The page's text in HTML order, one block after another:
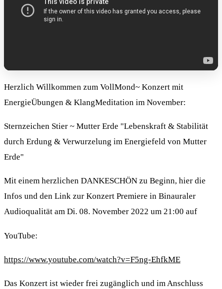
Herzlich Willkommen zum VollMond~ Konzert mit
EnergieÜbungen & KlangMeditation im November:
Sternzeichen Stier ~ Mutter Erde "Lebenskraft & Stabilität
durch Erdung & Verwurzelung im Energiefeld von Mutter
Erde"
Mit einem herzlichen DANKESCHÖN zu Beginn, hier die
Infos und den Link zur Konzert Premiere in Binauraler
Audioqualität am Di. 08. November 2022 um 21:00 auf
YouTube:
https://www.youtube.com/watch?v=F5ng-EhfkME
Das Konzert ist wieder frei zugänglich und im Anschluss